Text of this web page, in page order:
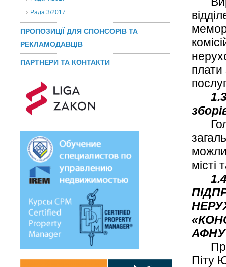
Рада 3/2017
ПРОПОЗИЦІЇ ДЛЯ СПОНСОРІВ ТА
РЕКЛАМОДАВЦІВ
ПАРТНЕРИ ТА КОНТАКТИ
місті
Піту